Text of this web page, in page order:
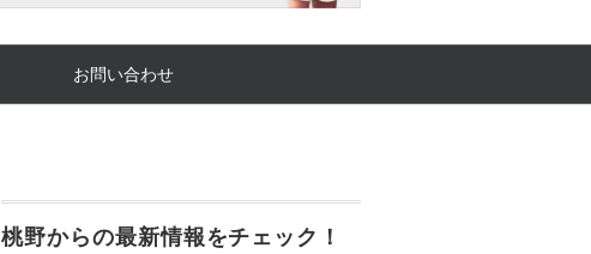
お問い合わせ
桃野からの最新情報をチェック！